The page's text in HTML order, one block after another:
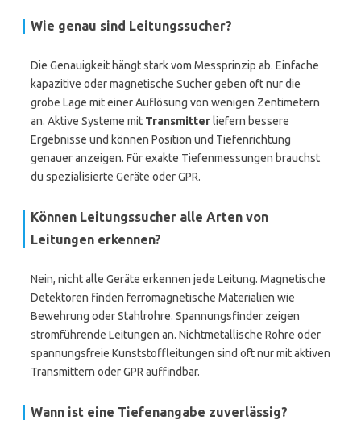
Wie genau sind Leitungssucher?
Die Genauigkeit hängt stark vom Messprinzip ab. Einfache
kapazitive oder magnetische Sucher geben oft nur die
grobe Lage mit einer Auflösung von wenigen Zentimetern
an. Aktive Systeme mit Transmitter liefern bessere
Ergebnisse und können Position und Tiefenrichtung
genauer anzeigen. Für exakte Tiefenmessungen brauchst
du spezialisierte Geräte oder GPR.
Können Leitungssucher alle Arten von
Leitungen erkennen?
Nein, nicht alle Geräte erkennen jede Leitung. Magnetische
Detektoren finden ferromagnetische Materialien wie
Bewehrung oder Stahlrohre. Spannungsfinder zeigen
stromführende Leitungen an. Nichtmetallische Rohre oder
spannungsfreie Kunststoffleitungen sind oft nur mit aktiven
Transmittern oder GPR auffindbar.
Wann ist eine Tiefenangabe zuverlässig?